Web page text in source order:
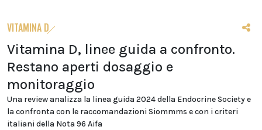
VITAMINA D
Vitamina D, linee guida a confronto.
Restano aperti dosaggio e
monitoraggio
Una review analizza la linea guida 2024 della Endocrine Society e
la confronta con le raccomandazioni Siommms e con i criteri
italiani della Nota 96 Aifa